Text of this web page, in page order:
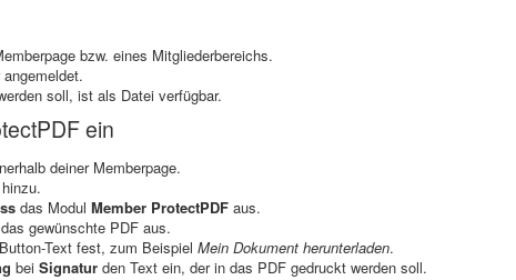
bzw. eines Mitgliederbereichs.
soll, ist als Datei verfügbar.
ein
deiner Memberpage.
das Modul Member ProtectPDF aus.
das gewünschte PDF aus.
Text fest, zum Beispiel Mein Dokument herunterladen.
bei Signatur den Text ein, der in das PDF gedruckt werden soll.